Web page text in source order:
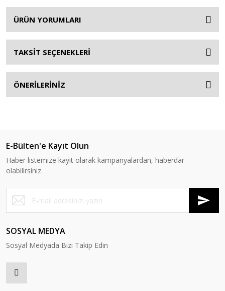
ÜRÜN YORUMLARI
TAKSİT SEÇENEKLERİ
ÖNERİLERİNİZ
E-Bülten'e Kayıt Olun
Haber listemize kayıt olarak kampanyalardan, haberdar
olabilirsiniz.
SOSYAL MEDYA
Sosyal Medyada Bizi Takip Edin